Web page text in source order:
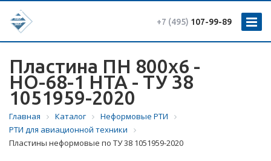
+7 (495) 107-99-89
Пластина ПН 800х6 -
НО-68-1 НТА - ТУ 38
1051959-2020
Главная Каталог
Неформовые РТИ
РТИ для авиационной техники
Пластины неформовые по ТУ 38 1051959-2020